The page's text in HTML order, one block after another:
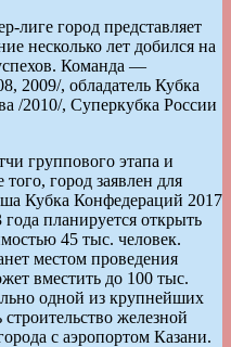
лиге город представляет
несколько лет добился на
Команда —
2009/, обладатель Кубка
/2010/, Суперкубка России
группового этапа и
город заявлен для
Кубка Конфедераций 2017
планируется открыть
45 тыс. человек.
местом проведения
вместить до 100 тыс.
одной из крупнейших
железной
с аэропортом Казани.